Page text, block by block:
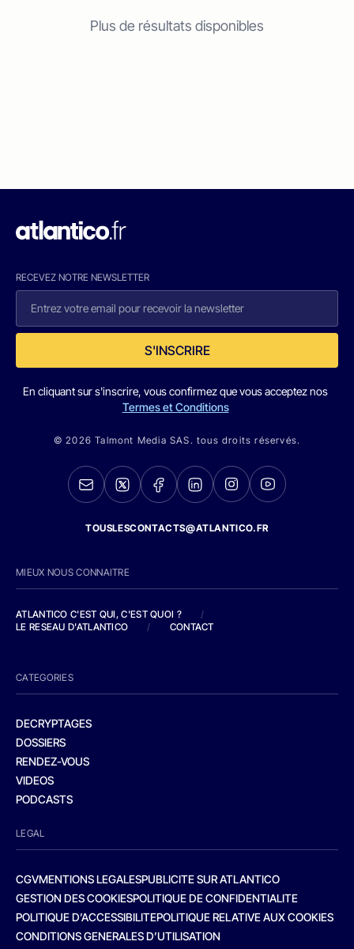
Plus de résultats disponibles
RECEVEZ NOTRE NEWSLETTER
S'INSCRIRE
En cliquant sur s'inscrire, vous confirmez que vous acceptez nos
Termes et Conditions
© 2026 Talmont Media SAS. tous droits réservés.
TOUSLESCONTACTS@ATLANTICO.FR
MIEUX NOUS CONNAITRE
ATLANTICO C'EST QUI, C'EST QUOI ?
/
LE RESEAU D'ATLANTICO
/ CONTACT
CATEGORIES
DECRYPTAGES
DOSSIERS
RENDEZ-VOUS
VIDEOS
PODCASTS
LEGAL
CGVMENTIONS LEGALESPUBLICITE SUR ATLANTICO
GESTION DES COOKIESPOLITIQUE DE CONFIDENTIALITE
POLITIQUE D’ACCESSIBILITEPOLITIQUE RELATIVE AUX COOKIES
CONDITIONS GENERALES D’UTILISATION